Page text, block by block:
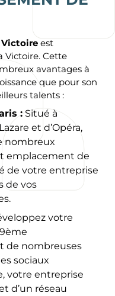
est
Victoire. Cette
avantages à
que pour son
talents :
: Situé à
et d’Opéra,
nombreux
emplacement de
de votre entreprise
de vos
votre
de nombreuses
sociaux
votre entreprise
d’un réseau